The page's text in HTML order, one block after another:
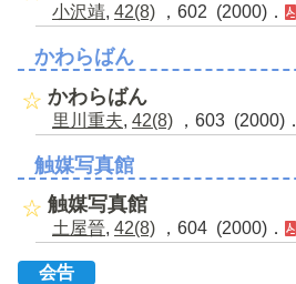
小沢靖, 42(8) ，602 (2000)．
かわらばん
かわらばん
里川重夫, 42(8) ，603 (2000)．
触媒写真館
触媒写真館
土屋晉, 42(8) ，604 (2000)．
会告